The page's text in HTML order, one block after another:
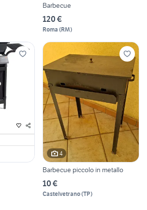
Barbecue
120 €
Roma (RM)
4
Barbecue piccolo in metallo
10 €
Castelvetrano(TP)